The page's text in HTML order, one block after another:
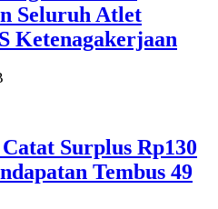
Seluruh Atlet
Ketenagakerjaan
Surplus Rp130
Tembus 49